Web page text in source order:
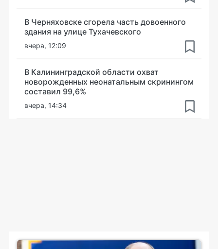
В Черняховске сгорела часть довоенного
здания на улице Тухачевского
вчера, 12:09
В Калининградской области охват
новорожденных неонатальным скринингом
составил 99,6%
вчера, 14:34